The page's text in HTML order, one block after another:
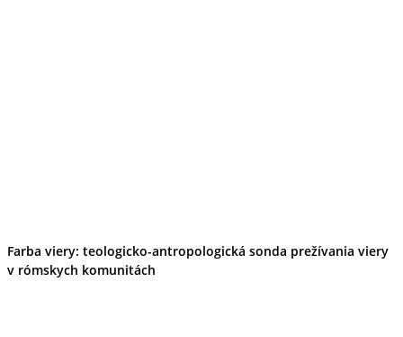
Farba viery: teologicko-antropologická sonda prežívania viery
v rómskych komunitách